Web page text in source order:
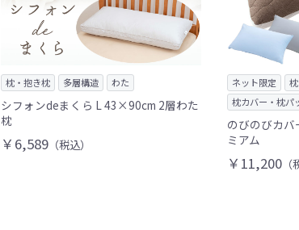
枕・抱き枕 多層構造 わた
シフォンdeまくら L 43×90cm 2層わた
枕
￥6,589（税込）
ネット限定
枕カバー・枕パ
のびのびカバ
ミアム
￥11,200 （